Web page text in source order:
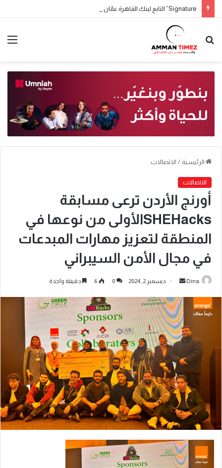
الرئيسية / الاتصالات
الاتصالات
أورنج الأردن ترعى مسابقة
SHEHacksالأولى من نوعها في
المنطقة لتعزيز مهارات المبدعات
في مجال الأمن السيبراني
Dina ديسمبر 2, 2024 0
6 دقيقة واحدة